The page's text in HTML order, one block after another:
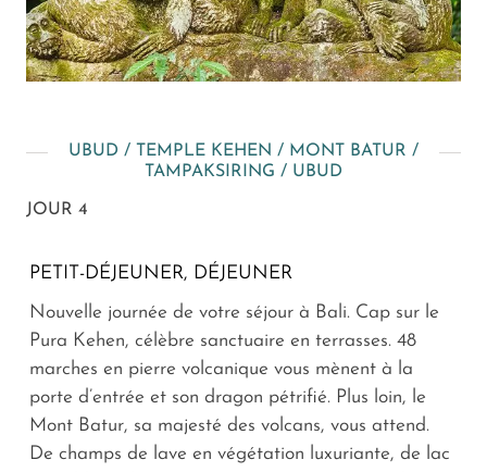
UBUD / TEMPLE KEHEN / MONT BATUR /
TAMPAKSIRING / UBUD
JOUR 4
PETIT-DÉJEUNER, DÉJEUNER
Nouvelle journée de votre séjour à Bali. Cap sur le
Pura Kehen, célèbre sanctuaire en terrasses. 48
marches en pierre volcanique vous mènent à la
porte d’entrée et son dragon pétrifié. Plus loin, le
Mont Batur, sa majesté des volcans, vous attend.
De champs de lave en végétation luxuriante, de lac